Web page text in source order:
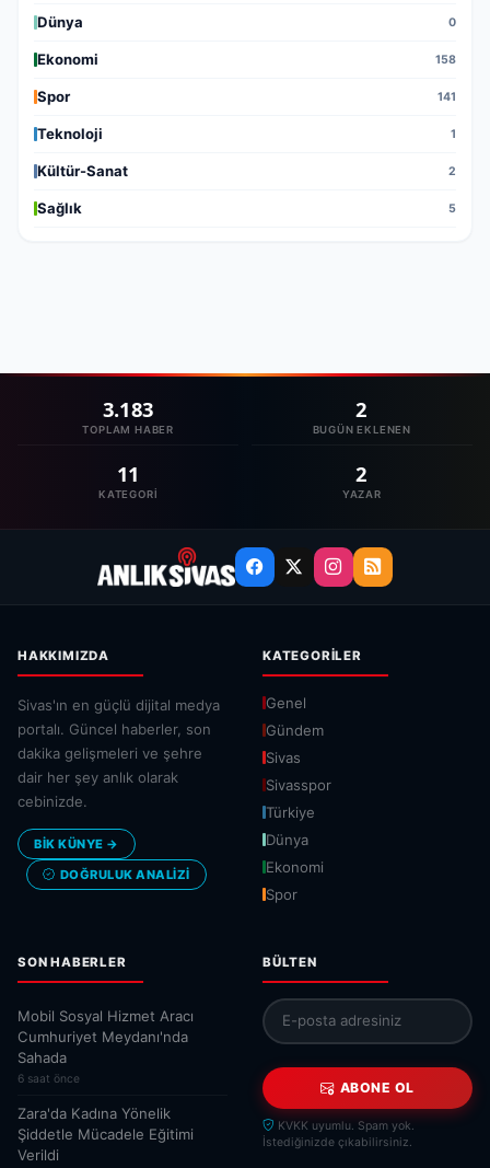
Dünya 0
Ekonomi 158
Spor 141
Teknoloji 1
Kültür-Sanat 2
Sağlık 5
3.183
TOPLAM HABER
2
BUGÜN EKLENEN
11
KATEGORI
2
YAZAR
HAKKIMIZDA
Sivas'ın en güçlü dijital medya
portalı. Güncel haberler, son
dakika gelişmeleri ve şehre
dair her şey anlık olarak
cebinizde.
BİK KÜNYE →
DOĞRULUK ANALIZI
KATEGORILER
Genel
Gündem
Sivas
Sivasspor
Türkiye
Dünya
Ekonomi
Spor
SON HABERLER
​Mobil Sosyal Hizmet Aracı
Cumhuriyet Meydanı'nda
Sahada
6 saat önce
Zara'da Kadına Yönelik
Şiddetle Mücadele Eğitimi
Verildi
BÜLTEN
ABONE OL
KVKK uyumlu. Spam yok.
İstediğinizde çıkabilirsiniz.